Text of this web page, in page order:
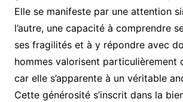
Elle se manifeste par une attention
l’autre, une capacité à comprendre
ses fragilités et à y répondre avec
hommes valorisent particulièrement
car elle s’apparente à un véritable
Cette générosité s’inscrit dans la